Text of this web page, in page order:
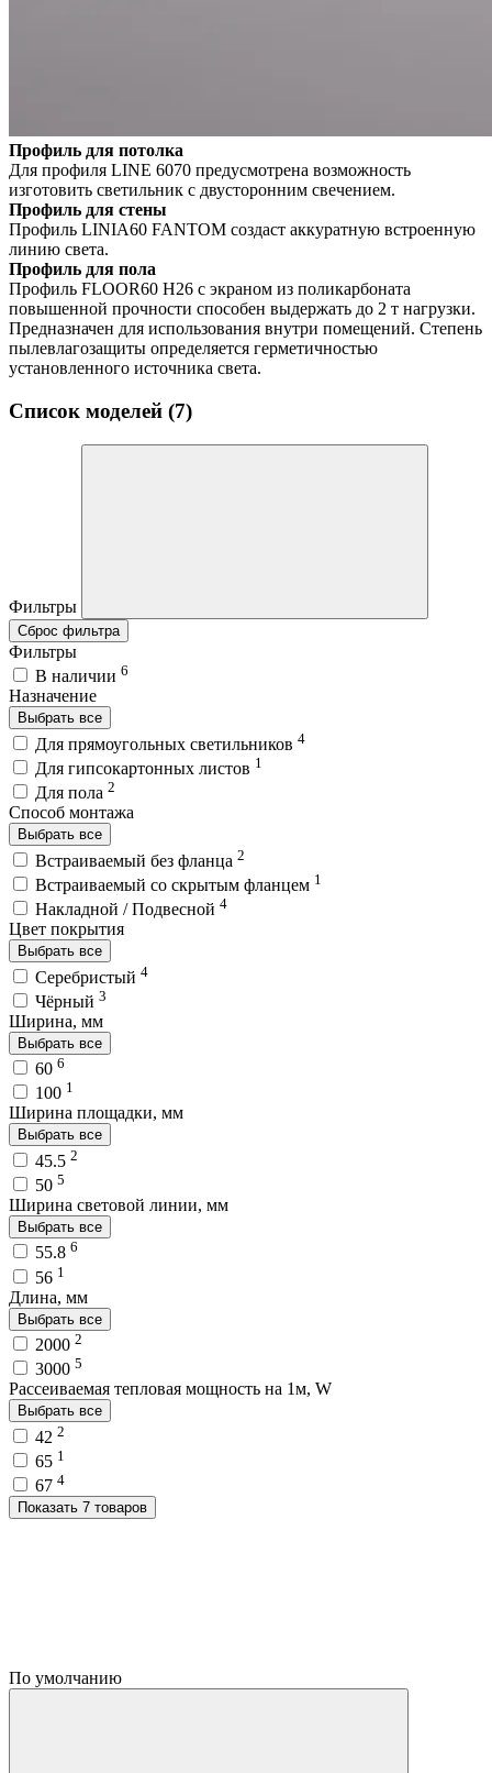
Профиль для потолка
Для профиля LINE 6070 предусмотрена возможность
изготовить светильник с двусторонним свечением.
Профиль для стены
Профиль LINIA60 FANTOM создаст аккуратную встроенную
линию света.
Профиль для пола
Профиль FLOOR60 H26 с экраном из поликарбоната
повышенной прочности способен выдержать до 2 т нагрузки.
Предназначен для использования внутри помещений. Степень
пылевлагозащиты определяется герметичностью
установленного источника света.
Список моделей (7)
Фильтры
Сброс фильтра
Фильтры
В наличии 6
Назначение
Выбрать все
Для прямоугольных светильников 4
Для гипсокартонных листов 1
Для пола 2
Способ монтажа
Выбрать все
Встраиваемый без фланца 2
Встраиваемый со скрытым фланцем 1
Накладной / Подвесной 4
Цвет покрытия
Выбрать все
Серебристый 4
Чёрный 3
Ширина, мм
Выбрать все
60 6
100 1
Ширина площадки, мм
Выбрать все
45.5 2
50 5
Ширина световой линии, мм
Выбрать все
55.8 6
56 1
Длина, мм
Выбрать все
2000 2
3000 5
Рассеиваемая тепловая мощность на 1м, W
Выбрать все
42 2
65 1
67 4
Показать 7 товаров
По умолчанию